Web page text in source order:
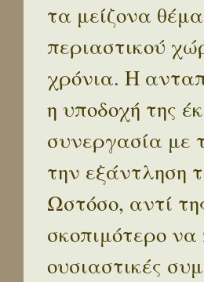
τα μείζονα
περιαστικού
χρόνια. Η
η υποδοχή της
συνεργασία με
την εξάντληση
Ωστόσο, αντί
σκοπιμότερο
ουσιαστικές